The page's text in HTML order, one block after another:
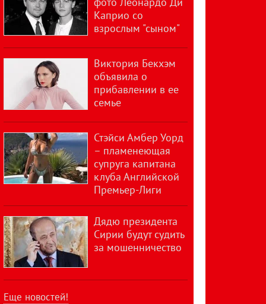
Каприо со
взрослым "сыном"
Виктория Бекхэм
объявила о
прибавлении в ее
семье
Стэйси Амбер Уорд
– пламенеющая
супруга капитана
клуба Английской
Премьер-Лиги
Дядю президента
Сирии будут судить
за мошенничество
Еще новостей!